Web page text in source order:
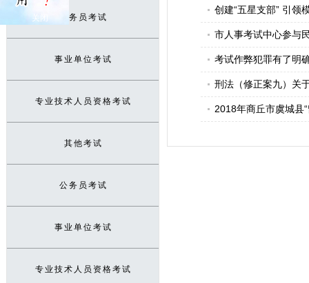
关闭 公务员考试
事业单位考试
专业技术人员资格考试
其他考试
公务员考试
事业单位考试
专业技术人员资格考试
创建“五星支部” 引领
市人事考试中心参与
考试作弊犯罪有了明
刑法（修正案九）关
2018年商丘市虞城县